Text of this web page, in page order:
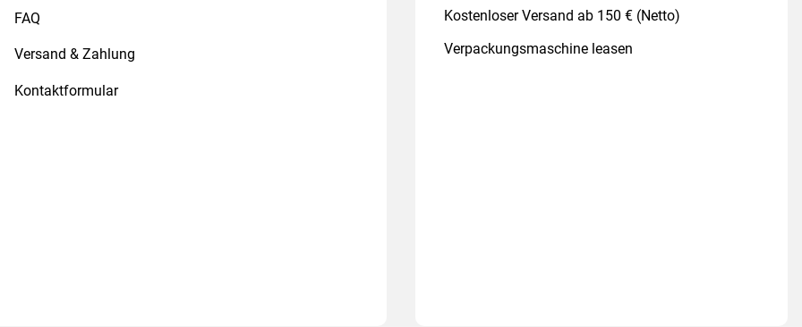
FAQ
Versand & Zahlung
Kontaktformular
Kostenloser Versand ab 150 € (Netto)
Verpackungsmaschine leasen